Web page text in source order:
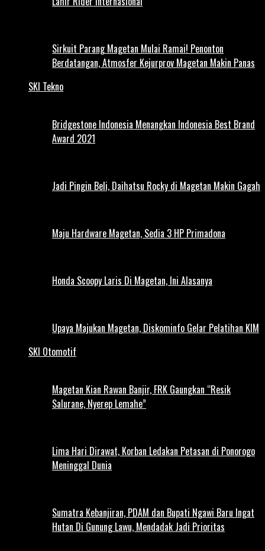
Sirkuit Parang Magetan Mulai Ramai! Penonton
Berdatangan, Atmosfer Kejurprov Magetan Makin Panas
SKI Tekno
Bridgestone Indonesia Menangkan Indonesia Best Brand
Award 2021
Jadi Pingin Beli, Daihatsu Rocky di Magetan Makin Gagah
Maju Hardware Magetan, Sedia 3 HP Primadona
Honda Scoopy Laris Di Magetan, Ini Alasanya
Upaya Majukan Magetan, Diskominfo Gelar Pelatihan KIM
SKI Otomotif
Magetan Kian Rawan Banjir, FRK Gaungkan “Resik
Salurane, Nyerep Lemahe”
Lima Hari Dirawat, Korban Ledakan Petasan di Ponorogo
Meninggal Dunia
Sumatra Kebanjiran, PDAM dan Bupati Ngawi Baru Ingat
Hutan Di Gunung Lawu, Mendadak Jadi Prioritas